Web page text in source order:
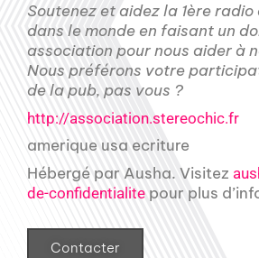
Soutenez et aidez la 1ère radio
dans le monde en faisant un
association pour nous aider à
Nous préférons votre
de la pub, pas vous ?
http://association.stereochic.fr
amerique usa ecriture
Hébergé par Ausha. Visitez
de-confidentialite pour plus
Contacter